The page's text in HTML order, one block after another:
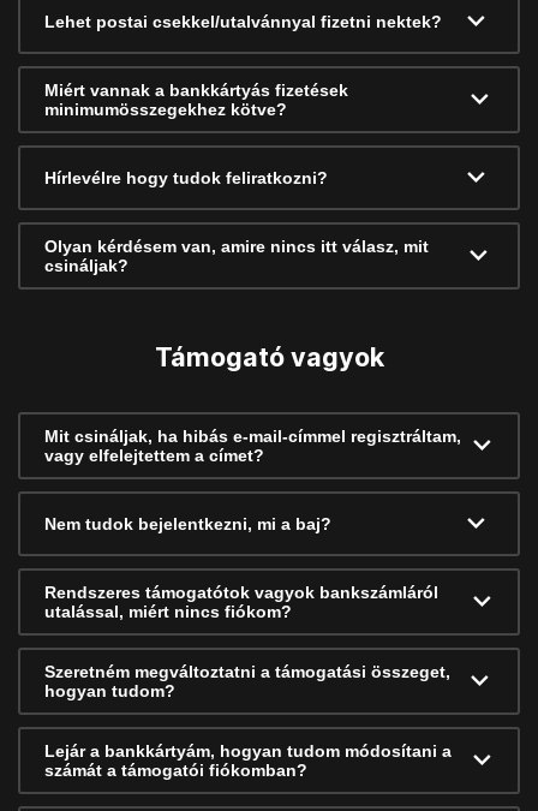
Lehet postai csekkel/utalvánnyal fizetni nektek?
Miért vannak a bankkártyás fizetések
minimumösszegekhez kötve?
Hírlevélre hogy tudok feliratkozni?
Olyan kérdésem van, amire nincs itt válasz, mit
csináljak?
Támogató vagyok
Mit csináljak, ha hibás e-mail-címmel regisztráltam,
vagy elfelejtettem a címet?
Nem tudok bejelentkezni, mi a baj?
Rendszeres támogatótok vagyok bankszámláról
utalással, miért nincs fiókom?
Szeretném megváltoztatni a támogatási összeget,
hogyan tudom?
Lejár a bankkártyám, hogyan tudom módosítani a
számát a támogatói fiókomban?